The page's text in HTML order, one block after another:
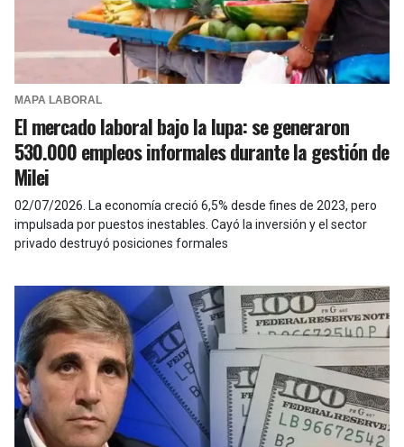
MAPA LABORAL
El mercado laboral bajo la lupa: se generaron
530.000 empleos informales durante la gestión de
Milei
02/07/2026 La economía creció 6,5% desde fines de 2023, pero
impulsada por puestos inestables. Cayó la inversión y el sector
privado destruyó posiciones formales